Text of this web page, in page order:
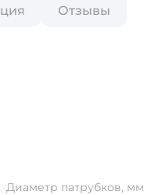
Отзывы
Диаметр патрубков, мм